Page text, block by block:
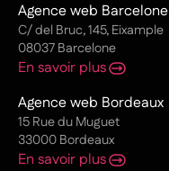
Agence web Barcelone
C/ del Bruc, 145, Eixample
08037 Barcelone
En savoir plus
Agence web Bordeaux
15 Rue du Muguet
33000 Bordeaux
En savoir plus